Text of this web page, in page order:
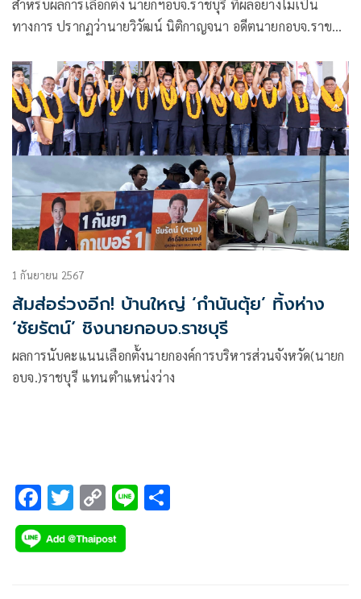
สำหรับผลการเลือกตั้ง นายกฯอบจ.ราชบุรี ที่ผลอย่างไม่เป็น
ทางการ ปรากฏว่านายวิวัฒน์ นิติกาญจนา อดีตนายกอบจ.ราขบุรี
1 กันยายน 2567
ส้มส่อร่วงอีก! บ้านใหญ่ ‘กำนันตุ้ย’ ทิ้งห่าง
‘ชัยรัตน์’ ชิงนายกอบจ.ราชบุรี
ผลการนับคะแนนเลือกตั้งนายกองค์การบริหารส่วนจังหวัด(นายก
อบจ.)ราชบุรี แทนตำแหน่งว่าง
F
ac
e
T
wi
tt
C
o
p
Li